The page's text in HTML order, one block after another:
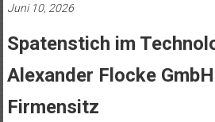
Juni 10, 2026
Spatenstich im
Alexander Flocke
Firmensitz